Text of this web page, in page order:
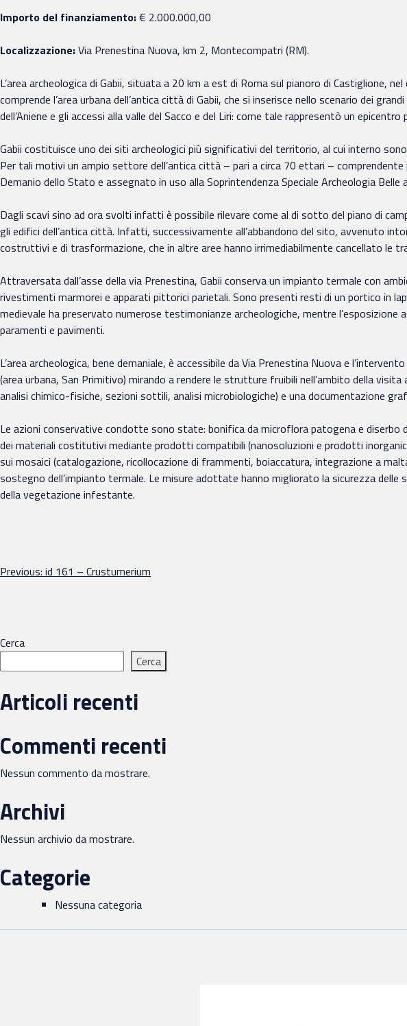
Importo del finanziamento:€ 2.000.000,00
Localizzazione:Via Prenestina Nuova, km 2, Montecompatri (RM).
L’area archeologica di Gabii, situata a 20 km a est di Roma sul pianoro di Castiglione,
comprende l’area urbana dell’antica città di Gabii, che si inserisce nello scenario dei
dell’Aniene e gli accessi alla valle del Sacco e del Liri: come tale rappresentò un
Gabii costituisce uno dei siti archeologici più significativi del territorio, al cui interno
Per tali motivi un ampio settore dell’antica città – pari a circa 70 ettari –
Demanio dello Stato e assegnato in uso alla Soprintendenza Speciale Archeologia
Dagli scavi sino ad ora svolti infatti è possibile rilevare come al di sotto del piano di
gli edifici dell’antica città. Infatti, successivamente all’abbandono del sito, avvenuto
costruttivi e di trasformazione, che in altre aree hanno irrimediabilmente cancellato le
Attraversata dall’asse della via Prenestina, Gabii conserva un impianto termale con
rivestimenti marmorei e apparati pittorici parietali. Sono presenti resti di un portico in
medievale ha preservato numerose testimonianze archeologiche, mentre
paramenti e pavimenti.
L’area archeologica, bene demaniale, è accessibile da Via Prenestina Nuova e
(area urbana, San Primitivo) mirando a rendere le strutture fruibili nell’ambito della
analisi chimico-fisiche, sezioni sottili, analisi microbiologiche) e una documentazione
Le azioni conservative condotte sono state: bonifica da microflora patogena e
dei materiali costitutivi mediante prodotti compatibili (nanosoluzioni e prodotti
sui mosaici (catalogazione, ricollocazione di frammenti, boiaccatura, integrazione a
sostegno dell’impianto termale. Le misure adottate hanno migliorato la sicurezza
della vegetazione infestante.
Navigazione
Previous: id 161 – Crustumerium
Cerca
Cerca
Articoli recenti
Commenti recenti
Nessun commento da mostrare.
Archivi
Nessun archivio da mostrare.
Categorie
Nessuna categoria